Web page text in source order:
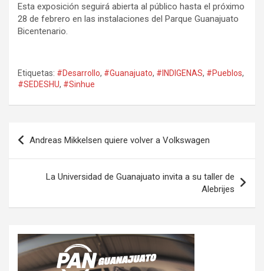
Esta exposición seguirá abierta al público hasta el próximo
28 de febrero en las instalaciones del Parque Guanajuato
Bicentenario.
Etiquetas: #Desarrollo, #Guanajuato, #INDIGENAS, #Pueblos,
#SEDESHU, #Sinhue
Navegación
de
entradas
Andreas Mikkelsen quiere volver a Volkswagen
La Universidad de Guanajuato invita a su taller de
Alebrijes